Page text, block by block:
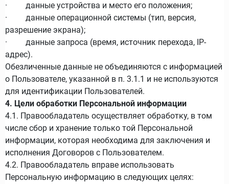
· данные устройства и место его положения;
· данные операционной системы (тип, версия,
разрешение экрана);
· данные запроса (время, источник перехода, IP-
адрес).
Обезличенные данные не объединяются с информацией
о Пользователе, указанной в п. 3.1.1 и не используются
для идентификации Пользователей.
4. Цели обработки Персональной информации
4.1. Правообладатель осуществляет обработку, в том
числе сбор и хранение только той Персональной
информации, которая необходима для заключения и
исполнения Договоров с Пользователем.
4.2. Правообладатель вправе использовать
Персональную информацию в следующих целях: